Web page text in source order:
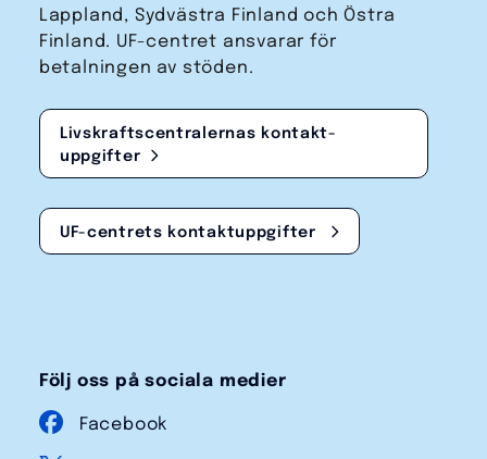
Lappland, Sydvästra Finland och Östra
Finland. UF-centret ansvarar för
betalningen av stöden.
Livskraftscentralernas kontakt­
uppgifter
UF-centrets kontakt­uppgifter
Följ oss på sociala medier
Facebook